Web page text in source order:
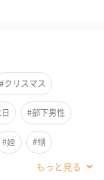
#クリスマス
#部下男性
#姪 #甥
#取引先男性